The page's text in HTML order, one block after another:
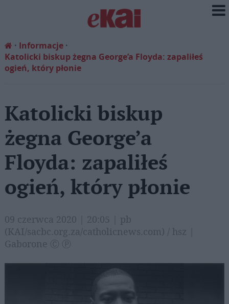
Informacje
Katolicki biskup żegna George’a Floyda: zapaliłeś
ogień, który płonie
Katolicki biskup
żegna George’a
Floyda: zapaliłeś
ogień, który płonie
09 czerwca 2020 | 20:05 | pb
(KAI/sacbc.org.za/catholicnews.com) / hsz |
Gaborone Ⓒ Ⓟ